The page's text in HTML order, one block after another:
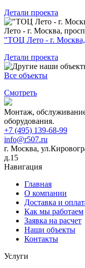
Детали проекта
Лето - г. Москва,
"ТОЦ Лето - г. Москва,
Детали проекта
Все объекты
Смотреть
Монтаж,
оборудования.
+7 (495) 139-68-99
info@r507.ru
г. Москва,
д.15
Навигация
Главная
О компании
Доставка и
Как мы работаем
Заявка на расчет
Наши объекты
Контакты
Услуги